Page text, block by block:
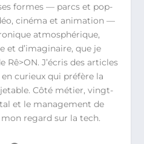
formes — parcs et pop-
cinéma et animation —
atmosphérique,
et d’imaginaire, que je
J’écris des articles
curieux qui préfère la
Côté métier, vingt-
et le management de
regard sur la tech.